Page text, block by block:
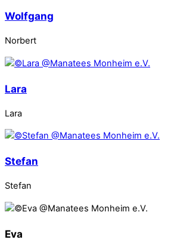
Wolfgang
Norbert
Lara
Lara
Stefan
Stefan
Eva